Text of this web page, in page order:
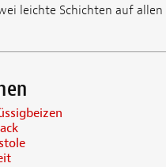
leichte Schichten auf allen